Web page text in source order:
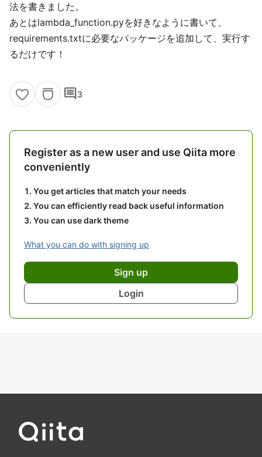
法を書きました。
あとはlambda_function.pyを好きなように書いて、
requirements.txtに必要なパッケージを追加して、実行す
るだけです！
comment3
Register as a new user and use Qiita more
conveniently
You get articles that match your needs
You can efficiently read back useful information
You can use dark theme
What you can do with signing up
Sign up
Login